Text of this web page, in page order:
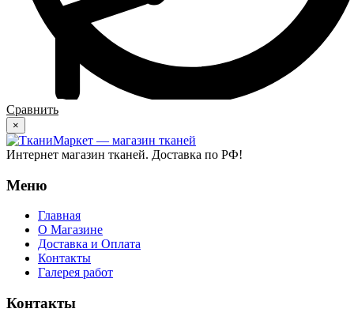
Сравнить
×
Интернет магазин тканей. Доставка по РФ!
Меню
Главная
О Магазине
Доставка и Оплата
Контакты
Галерея работ
Контакты